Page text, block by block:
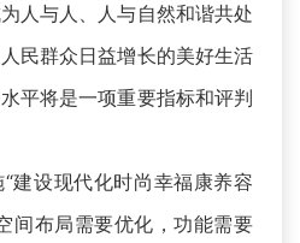
人与人、人与自然和谐共处
民群众日益增长的美好生活
平将是一项重要指标和评判
建设现代化时尚幸福康养容
间布局需要优化，功能需要